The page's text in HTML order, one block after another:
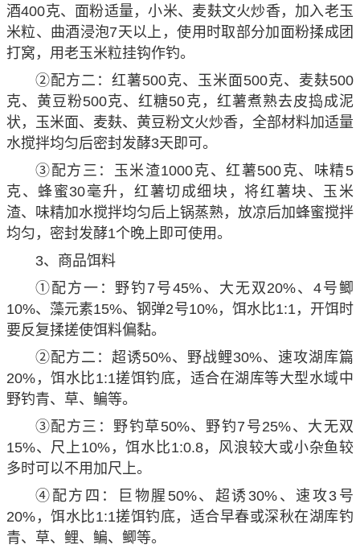
酒400克、面粉适量，小米、麦麸文火炒香，加入老玉
米粒、曲酒浸泡7天以上，使用时取部分加面粉揉成团
打窝，用老玉米粒挂钩作钓。
②配方二：红薯500克、玉米面500克、麦麸500
克、黄豆粉500克、红糖50克，红薯煮熟去皮捣成泥
状，玉米面、麦麸、黄豆粉文火炒香，全部材料加适量
水搅拌均匀后密封发酵3天即可。
③配方三：玉米渣1000克、红薯500克、味精5
克、蜂蜜30毫升，红薯切成细块，将红薯块、玉米
渣、味精加水搅拌均匀后上锅蒸熟，放凉后加蜂蜜搅拌
均匀，密封发酵1个晚上即可使用。
3、商品饵料
①配方一：野钓7号45%、大无双20%、4号鲫
10%、藻元素15%、钢弹2号10%，饵水比1:1，开饵时
要反复揉搓使饵料偏黏。
②配方二：超诱50%、野战鲤30%、速攻湖库篇
20%，饵水比1:1搓饵钓底，适合在湖库等大型水域中
野钓青、草、鳊等。
③配方三：野钓草50%、野钓7号25%、大无双
15%、尺上10%，饵水比1:0.8，风浪较大或小杂鱼较
多时可以不用加尺上。
④配方四：巨物腥50%、超诱30%、速攻3号
20%，饵水比1:1搓饵钓底，适合早春或深秋在湖库钓
青、草、鲤、鳊、鲫等。